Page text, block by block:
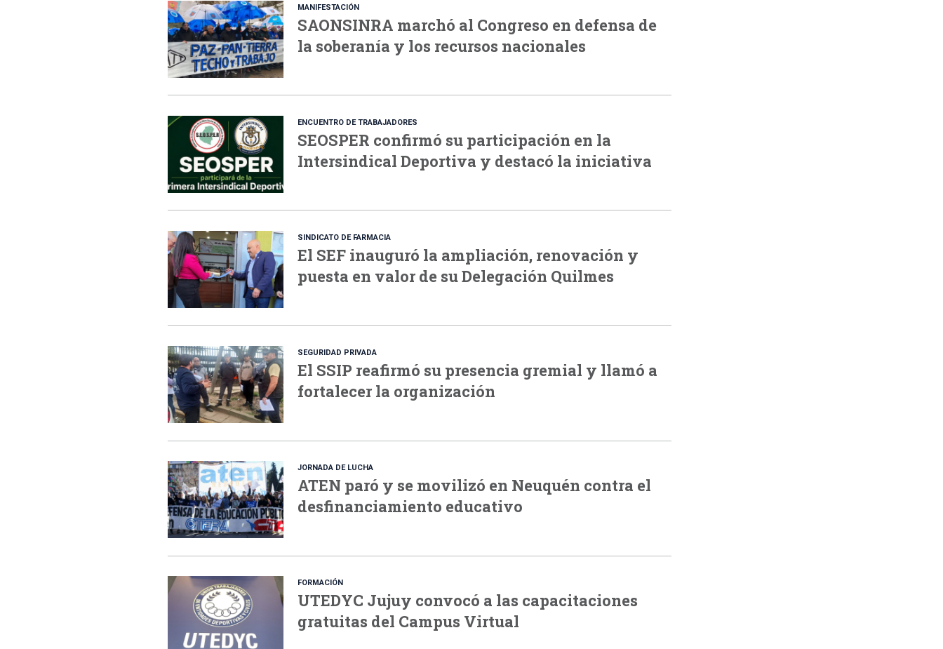
MANIFESTACIÓN
SAONSINRA marchó al Congreso en defensa de
la soberanía y los recursos nacionales
ENCUENTRO DE TRABAJADORES
SEOSPER confirmó su participación en la
Intersindical Deportiva y destacó la iniciativa
SINDICATO DE FARMACIA
El SEF inauguró la ampliación, renovación y
puesta en valor de su Delegación Quilmes
SEGURIDAD PRIVADA
El SSIP reafirmó su presencia gremial y llamó a
fortalecer la organización
JORNADA DE LUCHA
ATEN paró y se movilizó en Neuquén contra el
desfinanciamiento educativo
FORMACIÓN
UTEDYC Jujuy convocó a las capacitaciones
gratuitas del Campus Virtual